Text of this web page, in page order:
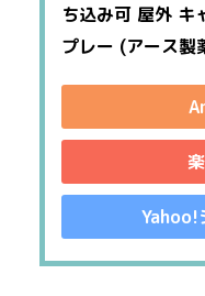
ち込み可 屋外 キ
プレー (アース製
Yahoo!